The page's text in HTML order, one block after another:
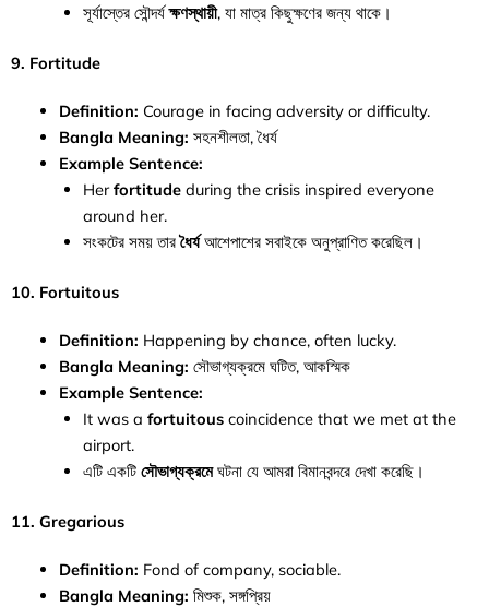
সূর্যাস্তের সৌন্দর্যক্ষণস্থায়ী, যা মাত্র কিছুক্ষণের জন্য থাকে।
9. Fortitude
Definition: Courage in facing adversity or difficulty.
Bangla Meaning: সহনশীলতা, ধৈর্য
Example Sentence:
Herfortitudeduring the crisis inspired everyone
around her.
সংকটের সময় তারধৈর্যআশেপাশের সবাইকে অনুপ্রাণিত করেছিল।
10. Fortuitous
Definition: Happening by chance, often lucky.
Bangla Meaning: সৌভাগ্যক্রমে ঘটিত, আকস্মিক
Example Sentence:
It was a fortuitouscoincidence that we met at the
airport.
এটি একটি সৌভাগ্যক্রমেঘটনা যে আমরা বিমানবন্দরে দেখা করেছি।
11. Gregarious
Definition: Fond of company, sociable.
Bangla Meaning: মিশুক, সঙ্গপ্রিয়